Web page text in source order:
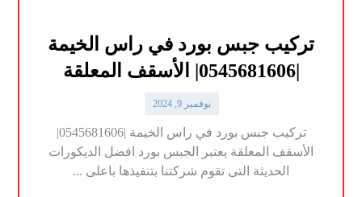
تركيب جبس بورد في راس الخيمة
|0545681606| الأسقف المعلقة
نوفمبر 9, 2024
الأسقف المعلقة يعتبر الجبس بورد افضل الديكورات
الحديثة التى تقوم شركتنا بتنفيذها باعلى ...